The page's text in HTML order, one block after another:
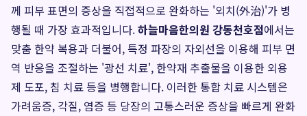
께 피부 표면의 증상을 직접적으로 완화하는 '외치(外治)'가 병
행될 때 가장 효과적입니다.하늘마음한의원 강동천호점에서는
맞춤 한약 복용과 더불어, 특정 파장의 자외선을 이용해 피부 면
역 반응을 조절하는 '광선 치료', 한약재 추출물을 이용한 외용
제 도포, 침 치료 등을 병행합니다. 이러한 통합 치료 시스템은
가려움증, 각질, 염증 등 당장의 고통스러운 증상을 빠르게 완화